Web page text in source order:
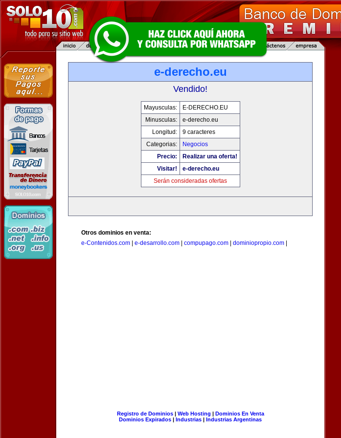
e-derecho.eu
Vendido!
Mayusculas:
E-DERECHO.EU
Minusculas:
e-derecho.eu
Longitud:
9 caracteres
Categorias:
Negocios
Precio:
Realizar una oferta!
Visitar!
e-derecho.eu
Serán consideradas ofertas
Otros dominios en venta:
e-Contenidos.com
e-desarrollo.com compupago.com dominiopropio.com
Registro de Dominios| Web Hosting | Dominios En Venta
Dominios Expirados | Industrias | Industrias Argentinas